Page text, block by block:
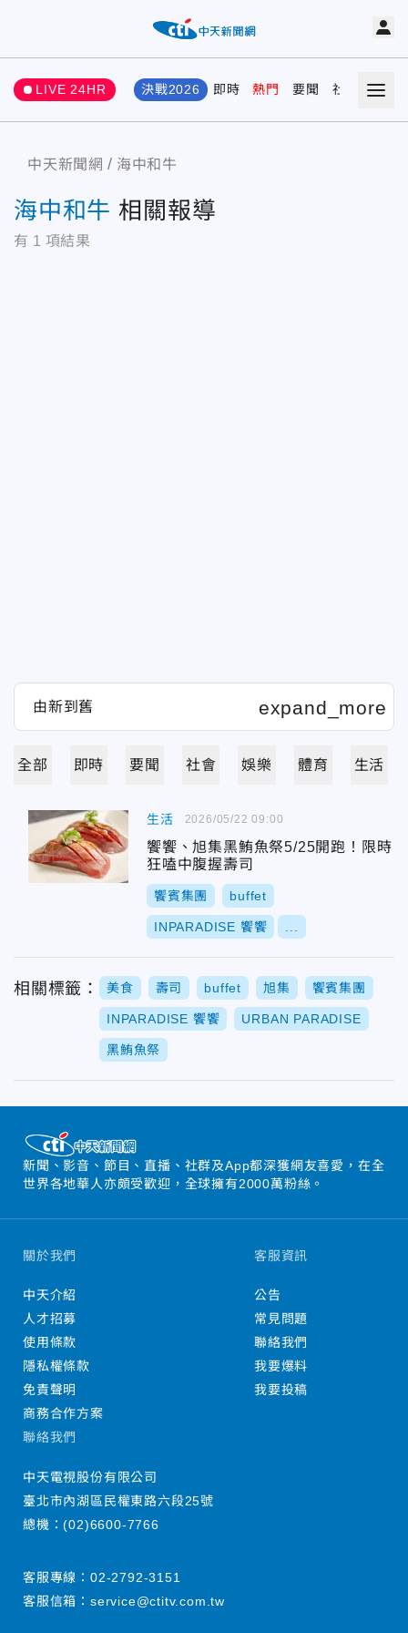
LIVE 24HR 決戰2026 即時 熱門 要聞 社會 娛樂
中天新聞網 海中和牛
海中和牛 相關報導
有 1 項結果
全部 即時 要聞 社會 娛樂 體育 生活
生活
饗饗、旭集黑鮪魚祭5/25開跑！限時
狂嗑中腹握壽司
饗賓集團 buffet
INPARADISE 饗饗
2026/05/22 09:00
相關標籤： 美食 壽司 buffet 旭集 饗賓集團
INPARADISE 饗饗 URBAN PARADISE
黑鮪魚祭
新聞、影音、節目、直播、社群及App都深獲網友喜愛，在全
世界各地華人亦頗受歡迎，全球擁有2000萬粉絲。
關於我們
中天介紹
人才招募
使用條款
隱私權條款
免責聲明
商務合作方案
客服資訊
公告
常見問題
聯絡我們
我要爆料
我要投稿
聯絡我們
中天電視股份有限公司
臺北市內湖區民權東路六段25號
總機：(02)6600-7766
客服專線： 02-2792-3151
客服信箱： service@ctitv.com.tw